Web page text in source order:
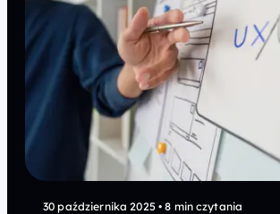
30 października 2025 • 8 min czytania